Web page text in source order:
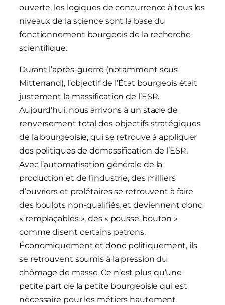
ouverte, les logiques de concurrence à tous les
niveaux de la science sont la base du
fonctionnement bourgeois de la recherche
scientifique.
Durant l’après-guerre (notamment sous
Mitterrand), l’objectif de l’État bourgeois était
justement la massification de l’ESR.
Aujourd’hui, nous arrivons à un stade de
renversement total des objectifs stratégiques
de la bourgeoisie, qui se retrouve à appliquer
des politiques de démassification de l’ESR.
Avec l’automatisation générale de la
production et de l’industrie, des milliers
d’ouvriers et prolétaires se retrouvent à faire
des boulots non-qualifiés, et deviennent donc
« remplaçables », des « pousse-bouton »
comme disent certains patrons.
Économiquement et donc politiquement, ils
se retrouvent soumis à la pression du
chômage de masse. Ce n’est plus qu’une
petite part de la petite bourgeoisie qui est
nécessaire pour les métiers hautement